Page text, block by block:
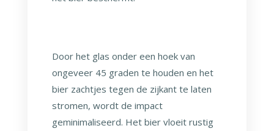
Door het glas onder een hoek van
ongeveer 45 graden te houden en het
bier zachtjes tegen de zijkant te laten
stromen, wordt de impact
geminimaliseerd. Het bier vloeit rustig